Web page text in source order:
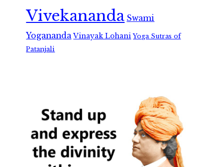
Vivekananda Swami
Yogananda Vinayak Lohani Yoga Sutras of
Patanjali